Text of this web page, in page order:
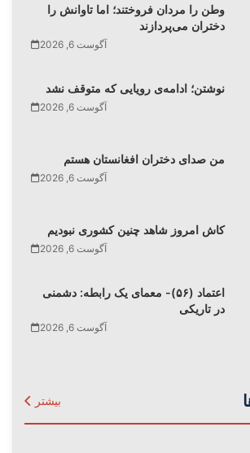
وطن را مردان فروختند؛ اما تاوانش را
دختران می‌پردازند
آگوست 6, 2026
نوشتن؛ ادامه‌ی رویایی که متوقف نشد
آگوست 6, 2026
من صدای دختران افغانستان هستم
آگوست 6, 2026
کاش امروز شاهد چنین کشوری نبودیم
آگوست 6, 2026
اعتماد (۵۶)- معمای یک رابطه: دشمنی
در تاریکی
آگوست 6, 2026
بیشتر